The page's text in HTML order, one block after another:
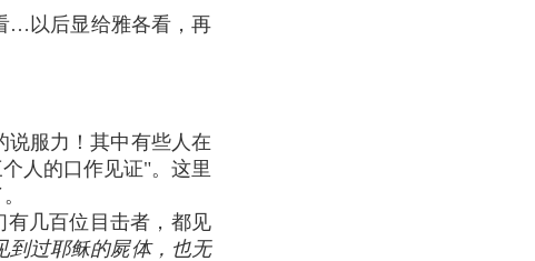
…以后显给雅各看，再
说服力！其中有些人在
人的口作见证"。这里
几百位目击者，都见
到过耶稣的屍体，也无